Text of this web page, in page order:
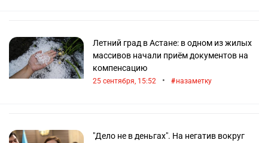
Летний град в Астане: в одном из жилых
массивов начали приём документов на
компенсацию
25 сентября, 15:52 • назаметку
"Дело не в деньгах". На негатив вокруг